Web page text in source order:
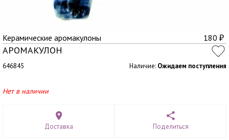
Керамические аромакулоны 180 ₽
АРОМАКУЛОН
646845 Наличие: Ожидаем поступления
Нет в наличии
Доставка Поделиться